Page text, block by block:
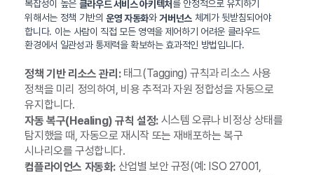
복잡성이 높은 클라우드 서비스 아키텍처를 안정적으로 유지하기
위해서는 정책 기반의운영 자동화와거버넌스 체계가 뒷받침되어야
합니다. 이는 사람이 직접 모든 영역을 제어하기 어려운 클라우드
환경에서 일관성과 통제력을 확보하는 효과적인 방법입니다.
정책 기반 리소스 관리:태그(Tagging) 규칙과 리소스 사용
정책을 미리 정의하여, 비용 추적과 자원 정합성을 자동으로
유지합니다.
자동 복구(Healing) 규칙 설정:시스템 오류나 비정상 상태를
탐지했을 때, 자동으로 재시작 또는 재배포하는 복구
시나리오를 구성합니다.
컴플라이언스 자동화:산업별 보안 규정(예: ISO 27001,